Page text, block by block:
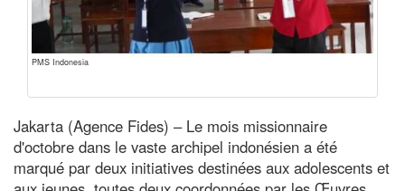
PMS Indonesia
Jakarta (Agence Fides) – Le mois missionnaire
d'octobre dans le vaste archipel indonésien a été
marqué par deux initiatives destinées aux adolescents et